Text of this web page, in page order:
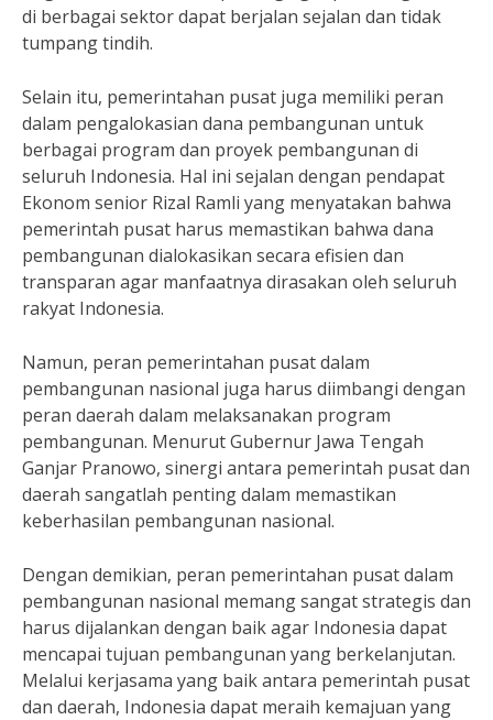
di berbagai sektor dapat berjalan sejalan dan tidak
tumpang tindih.
Selain itu, pemerintahan pusat juga memiliki peran
dalam pengalokasian dana pembangunan untuk
berbagai program dan proyek pembangunan di
seluruh Indonesia. Hal ini sejalan dengan pendapat
Ekonom senior Rizal Ramli yang menyatakan bahwa
pemerintah pusat harus memastikan bahwa dana
pembangunan dialokasikan secara efisien dan
transparan agar manfaatnya dirasakan oleh seluruh
rakyat Indonesia.
Namun, peran pemerintahan pusat dalam
pembangunan nasional juga harus diimbangi dengan
peran daerah dalam melaksanakan program
pembangunan. Menurut Gubernur Jawa Tengah
Ganjar Pranowo, sinergi antara pemerintah pusat dan
daerah sangatlah penting dalam memastikan
keberhasilan pembangunan nasional.
Dengan demikian, peran pemerintahan pusat dalam
pembangunan nasional memang sangat strategis dan
harus dijalankan dengan baik agar Indonesia dapat
mencapai tujuan pembangunan yang berkelanjutan.
Melalui kerjasama yang baik antara pemerintah pusat
dan daerah, Indonesia dapat meraih kemajuan yang